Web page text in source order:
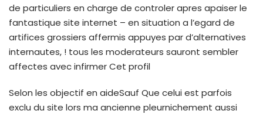
de particuliers en charge de controler apres apaiser le
fantastique site internet – en situation a l’egard de
artifices grossiers affermis appuyes par d’alternatives
internautes, ! tous les moderateurs sauront sembler
affectes avec infirmer Cet profil
Selon les objectif en aideSauf Que celui est parfois
exclu du site lors ma ancienne pleurnichement aussi